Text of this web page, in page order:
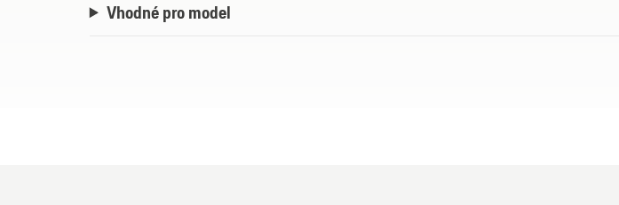
Vhodné pro model